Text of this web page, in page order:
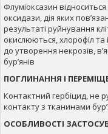
Флуміоксазин відноситься
оксидази, дія яких
результаті руйнування
окислюються, хлорофіл
до утворення некрозів,
бур’янів
ПОГЛИНАННЯ І
Контактний гербіцид, не
контакту з тканинами
ОСОБЛИВОСТІ